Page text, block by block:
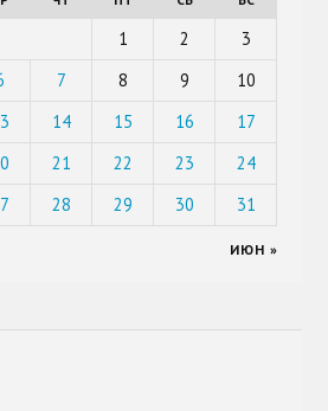
1 2
3
7 8 9
10
14 15 16
17
21 22 23
24
28 29 30 31
ИЮН »